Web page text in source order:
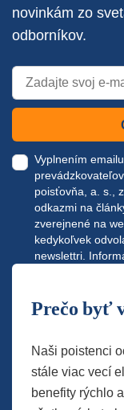
novinkám zo
odborníkov.
Vyplnením
poisťovňa, a. s.,
odkazmi na
zverejnené na
kedykoľvek
newslettri.
Prečo byť
Naši poistenci
stále viac vecí
benefity rýchlo